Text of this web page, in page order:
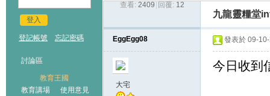
登入
登記帳號 忘記密碼
討論區
教育王國
教育講場
使用意見
› ›
查看: 2409 回覆: 12
九龍靈糧堂
EggEgg08
大宅
發表於 09-
今日收到